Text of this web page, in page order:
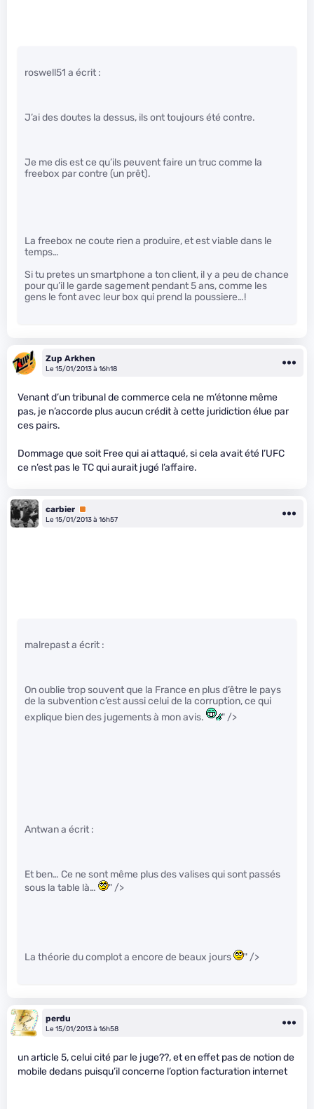
roswell51 a écrit :
J’ai des doutes la dessus, ils ont toujours été contre.
Je me dis est ce qu’ils peuvent faire un truc comme la
freebox par contre (un prêt).
La freebox ne coute rien a produire, et est viable dans le
temps…
Si tu pretes un smartphone a ton client, il y a peu de chance
pour qu’il le garde sagement pendant 5 ans, comme les
gens le font avec leur box qui prend la poussiere…!
Zup Arkhen
Le 15/01/2013 à 16h18
Venant d’un tribunal de commerce cela ne m’étonne même
pas, je n’accorde plus aucun crédit à cette juridiction élue par
ces pairs.
Dommage que soit Free qui ai attaqué, si cela avait été l’UFC
ce n’est pas le TC qui aurait jugé l’affaire.
carbier Premium
Le 15/01/2013 à 16h57
malrepast a écrit :
On oublie trop souvent que la France en plus d’être le pays
de la subvention c’est aussi celui de la corruption, ce qui
explique bien des jugements à mon avis.
" />
Antwan a écrit :
Et ben… Ce ne sont même plus des valises qui sont passés
sous la table là…
" />
La théorie du complot a encore de beaux jours " />
perdu
Le 15/01/2013 à 16h58
un article 5, celui cité par le juge??, et en effet pas de notion de
mobile dedans puisqu’il concerne l’option facturation internet